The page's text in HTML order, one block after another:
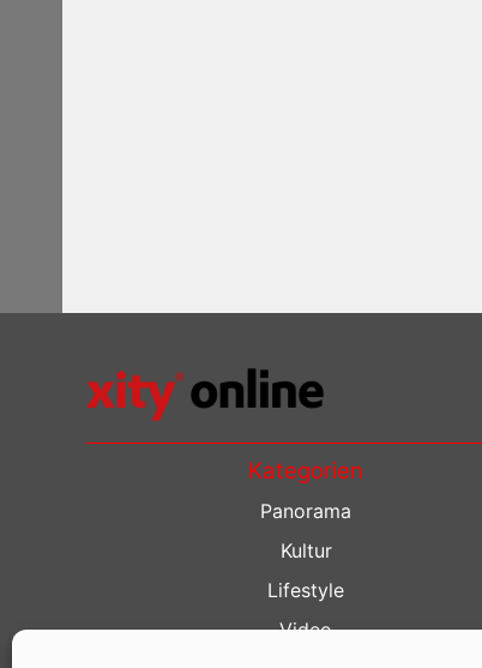
Kategorien
Panorama
Kultur
Lifestyle
Video